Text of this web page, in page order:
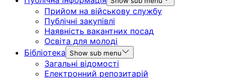
Прийом на військову службу
Публічні закупівлі
Наявність вакантних посад
Освіта для молоді
Бібліотека
Show sub menu
Загальні відомості
Електронний репозитарій